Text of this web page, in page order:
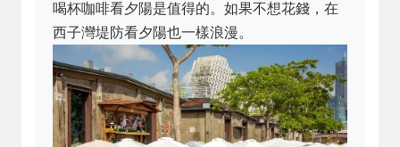
喝杯咖啡看夕陽是值得的。如果不想花錢，在
西子灣堤防看夕陽也一樣浪漫。